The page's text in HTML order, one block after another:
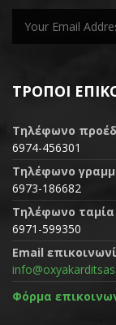
ΤΡΌΠΟΙ
Τηλέφωνο
6974-456301
Τηλέφωνο
6973-186682
Τηλέφωνο ταμία
6971-599350
Email
Φόρμα